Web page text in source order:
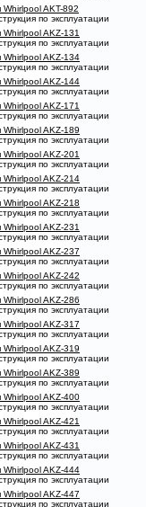
Whirlpool AKT-892
по эксплуатации
Whirlpool AKZ-131
по эксплуатации
Whirlpool AKZ-134
по эксплуатации
Whirlpool AKZ-144
по эксплуатации
Whirlpool AKZ-171
по эксплуатации
Whirlpool AKZ-189
по эксплуатации
Whirlpool AKZ-201
по эксплуатации
Whirlpool AKZ-214
по эксплуатации
Whirlpool AKZ-218
по эксплуатации
Whirlpool AKZ-231
по эксплуатации
Whirlpool AKZ-237
по эксплуатации
Whirlpool AKZ-242
по эксплуатации
Whirlpool AKZ-286
по эксплуатации
Whirlpool AKZ-317
по эксплуатации
Whirlpool AKZ-319
по эксплуатации
Whirlpool AKZ-389
по эксплуатации
Whirlpool AKZ-400
по эксплуатации
Whirlpool AKZ-421
по эксплуатации
Whirlpool AKZ-431
по эксплуатации
Whirlpool AKZ-444
по эксплуатации
Whirlpool AKZ-447
по эксплуатации